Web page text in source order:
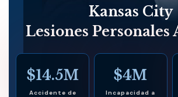
Kansas City
Lesiones Personales
$14.5M
Accidente de
$4M
Incapacidad a